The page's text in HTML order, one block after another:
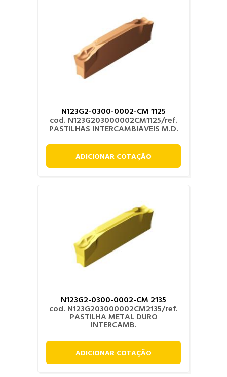
N123G2-0300-0002-CM 1125
cod. N123G203000002CM1125/ref.
PASTILHAS INTERCAMBIAVEIS M.D.
ADICIONAR COTAÇÃO
N123G2-0300-0002-CM 2135
cod. N123G203000002CM2135/ref.
PASTILHA METAL DURO
INTERCAMB.
ADICIONAR COTAÇÃO